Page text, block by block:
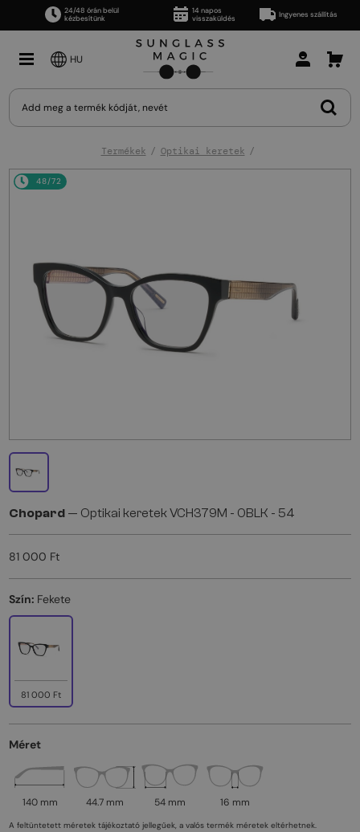
24/48 órán belül
kézbesítünk
14 napos
visszaküldés
Ingyenes szállítás
HU
Termékek Optikai keretek
48/72
Chopard — Optikai keretek VCH379M - 0BLK - 54
81 000 Ft
Szín: Fekete
81 000 Ft
Méret
140 mm 44.7 mm 54 mm 16 mm
A feltüntetett méretek tájékoztató jellegűek, a valós termék méretek eltérhetnek.